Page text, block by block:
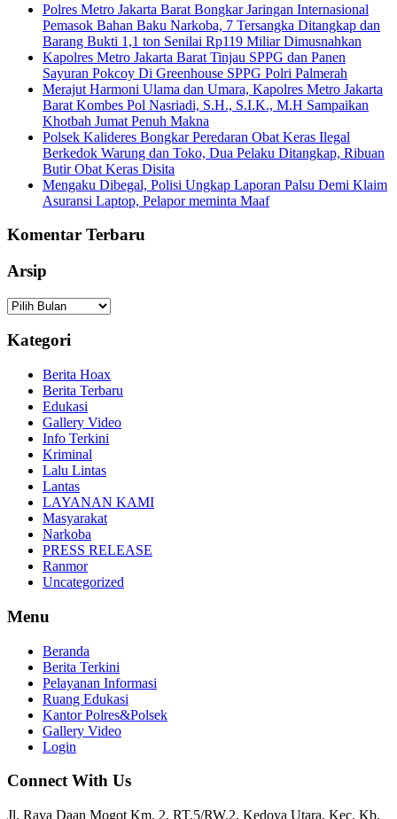
Polres Metro Jakarta Barat Bongkar Jaringan Internasional
Pemasok Bahan Baku Narkoba, 7 Tersangka Ditangkap dan
Barang Bukti 1,1 ton Senilai Rp119 Miliar Dimusnahkan
Kapolres Metro Jakarta Barat Tinjau SPPG dan Panen
Sayuran Pokcoy Di Greenhouse SPPG Polri Palmerah
Merajut Harmoni Ulama dan Umara, Kapolres Metro Jakarta
Barat Kombes Pol Nasriadi, S.H., S.I.K., M.H Sampaikan
Khotbah Jumat Penuh Makna
Polsek Kalideres Bongkar Peredaran Obat Keras Ilegal
Berkedok Warung dan Toko, Dua Pelaku Ditangkap, Ribuan
Butir Obat Keras Disita
Mengaku Dibegal, Polisi Ungkap Laporan Palsu Demi Klaim
Asuransi Laptop, Pelapor meminta Maaf
Komentar Terbaru
Arsip
Arsip
Kategori
Berita Hoax
Berita Terbaru
Edukasi
Gallery Video
Info Terkini
Kriminal
Lalu Lintas
Lantas
LAYANAN KAMI
Masyarakat
Narkoba
PRESS RELEASE
Ranmor
Uncategorized
Menu
Beranda
Berita Terkini
Pelayanan Informasi
Ruang Edukasi
Kantor Polres&Polsek
Gallery Video
Login
Connect With Us
Jl. Raya Daan Mogot Km. 2, RT.5/RW.2, Kedoya Utara, Kec. Kb.